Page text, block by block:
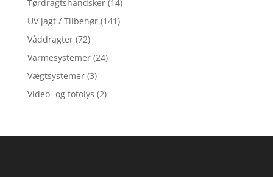
Tørdragtshandsker (14)
UV jagt / Tilbehør (141)
Våddragter (72)
Varmesystemer (24)
Vægtsystemer (3)
Video- og fotolys (2)